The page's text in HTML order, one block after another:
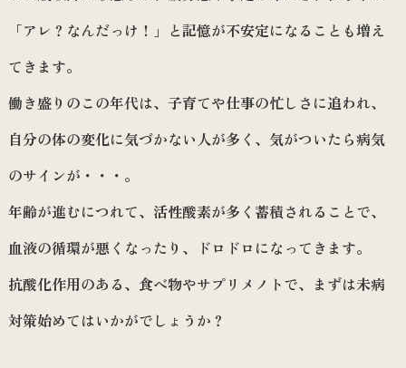
「アレ？なんだっけ！」と記憶が不安定になることも増え
てきます。
働き盛りのこの年代は、子育てや仕事の忙しさに追われ、
自分の体の変化に気づかない人が多く、気がついたら病気
のサインが・・・。
年齢が進むにつれて、活性酸素が多く蓄積されることで、
血液の循環が悪くなったり、ドロドロになってきます。
抗酸化作用のある、食べ物やサプリメノトで、まずは未病
対策始めてはいかがでしょうか？